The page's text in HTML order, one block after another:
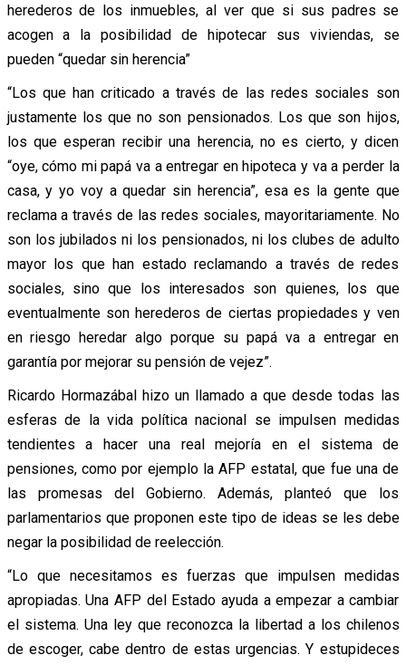
herederos de los inmuebles, al ver que si sus padres se
acogen a la posibilidad de hipotecar sus viviendas, se
pueden “quedar sin herencia”
“Los que han criticado a través de las redes sociales son
justamente los que no son pensionados. Los que son hijos,
los que esperan recibir una herencia, no es cierto, y dicen
“oye, cómo mi papá va a entregar en hipoteca y va a perder la
casa, y yo voy a quedar sin herencia”, esa es la gente que
reclama a través de las redes sociales, mayoritariamente. No
son los jubilados ni los pensionados, ni los clubes de adulto
mayor los que han estado reclamando a través de redes
sociales, sino que los interesados son quienes, los que
eventualmente son herederos de ciertas propiedades y ven
en riesgo heredar algo porque su papá va a entregar en
garantía por mejorar su pensión de vejez”.
Ricardo Hormazábal hizo un llamado a que desde todas las
esferas de la vida política nacional se impulsen medidas
tendientes a hacer una real mejoría en el sistema de
pensiones, como por ejemplo la AFP estatal, que fue una de
las promesas del Gobierno. Además, planteó que los
parlamentarios que proponen este tipo de ideas se les debe
negar la posibilidad de reelección.
“Lo que necesitamos es fuerzas que impulsen medidas
apropiadas. Una AFP del Estado ayuda a empezar a cambiar
el sistema. Una ley que reconozca la libertad a los chilenos
de escoger, cabe dentro de estas urgencias. Y estupideces